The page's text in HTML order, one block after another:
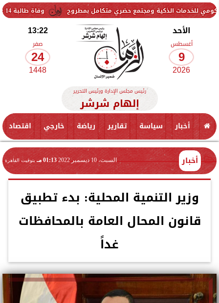
وفاة طالبة 14 عامًا في قليوب.. والنيابة تحقق في ملابسات الواقعة ومجتمع حضري متكامل بمطروح
الأحد
أغسطس
9
2026
13:22
صفر
24
1448
رئيس مجلس الإدارة ورئيس التحرير
إلهام شرشر
أخبار سياسة تقارير رياضة خارجي اقتصاد
أخبار السبت، 10 ديسمبر 2022 01:13 مـ بتوقيت القاهرة
وزير التنمية المحلية: بدء تطبيق
قانون المحال العامة بالمحافظات
غداً